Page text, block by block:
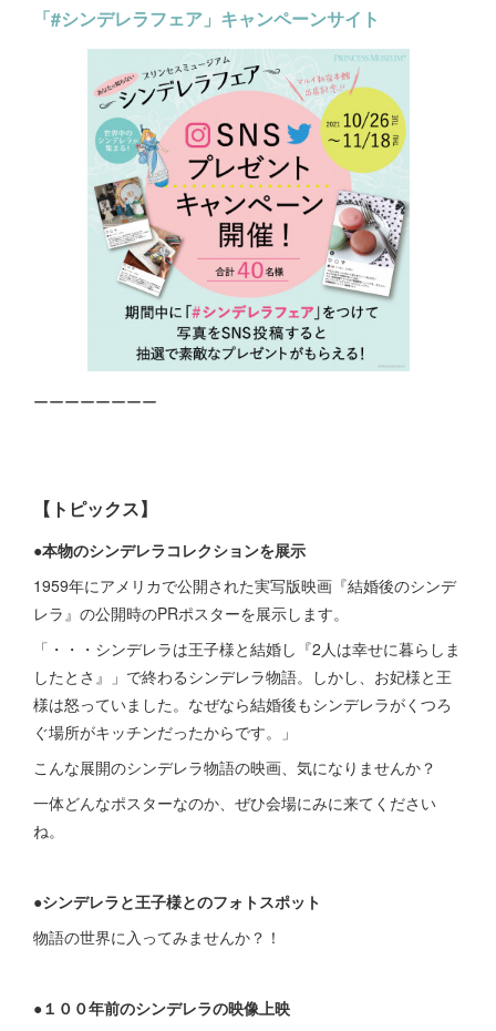
「#シンデレラフェア」キャンペーンサイト
ーーーーーーーー
【 トピックス】
●本物のシンデレラコレクションを展示
1959年にアメリカで公開された実写版映画『結婚後のシンデ
レラ』の公開時のPRポスターを展示します。
「・・・シンデレラは王子様と結婚し『2人は幸せに暮らしま
したとさ』」で終わるシンデレラ物語。しかし、お妃様と王
様は怒っていました。なぜなら結婚後もシンデレラがくつろ
ぐ場所がキッチンだったからです。」
こんな展開のシンデレラ物語の映画、気になりませんか？
一体どんなポスターなのか、ぜひ会場にみに来てください
ね。
●シンデレラと王子様とのフォトスポット
物語の世界に入ってみませんか？！
●１００年前のシンデレラの映像上映